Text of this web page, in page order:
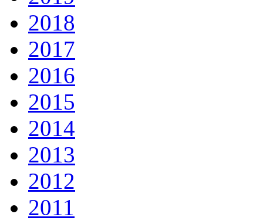
2018
2017
2016
2015
2014
2013
2012
2011